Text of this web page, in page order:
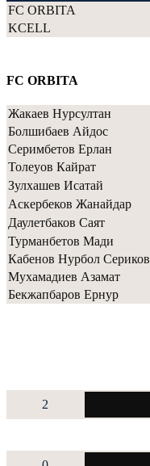
FC ORBITA
KCELL
FC ORBITA
Жакаев Нурсултан
Болшибаев Айдос
Серимбетов Ерлан
Толеуов Кайрат
Зулхашев Исатай
Аскербеков Жанайдар
Даулетбаков Саят
Турманбетов Мади
Кабенов Нурбол
Мухамадиев Азамат
Бекжапбаров Ернур
2